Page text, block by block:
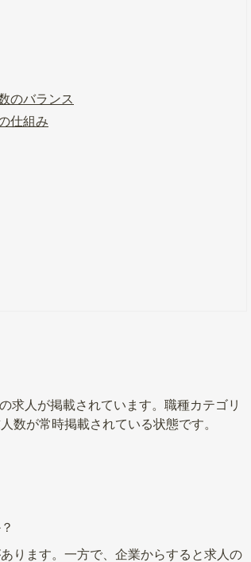
のバランス
仕組み
求人が掲載されています。職種カテゴリ
数が常時掲載されている状態です。
ります。一方で、企業からすると求人の